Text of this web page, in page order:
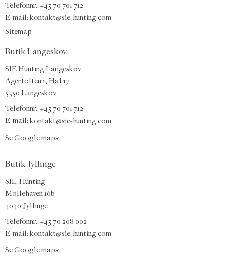
Telefonnr.: +45 70 701 712
E-mail: kontakt@sie-hunting.com
Sitemap
Butik Langeskov
SIE Hunting Langeskov
Agertoften 1, Hal 17
5550 Langeskov
Telefonnr.: +45 70 701 712
E-mail: kontakt@sie-hunting.com
Se Google maps
Butik Jyllinge
SIE-Hunting
Møllehaven 16b
4040 Jyllinge
Telefonnr.: +45 70 208 002
E-mail: kontakt@sie-hunting.com
Se Google maps